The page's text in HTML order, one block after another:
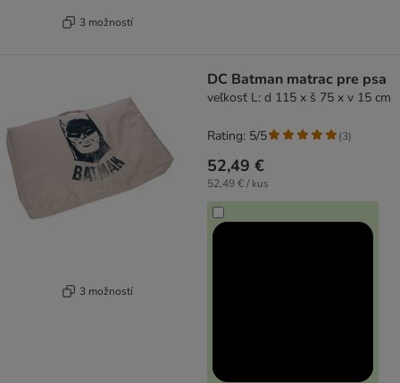
3 možností
3 možností
DC Batman matrac pre psa
veľkosť L: d 115 x š 75 x v 15 cm
52,49 €
52,49 € / kus
Rating: 5/5 (3)